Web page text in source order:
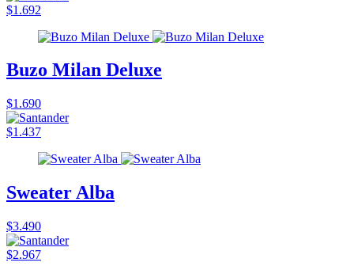
$1.692
Buzo Milan Deluxe
$1.690
$1.437
Sweater Alba
$3.490
$2.967